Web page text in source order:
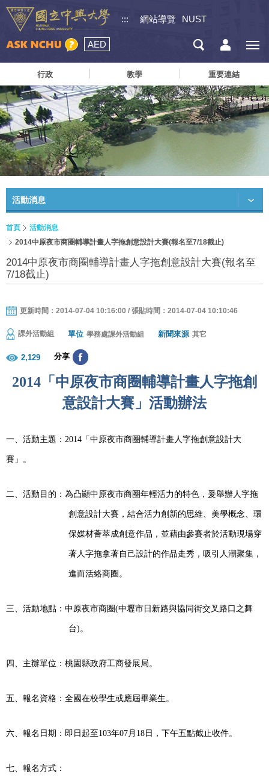
::: 網站導覽 NUST
AED
行政 教學 重要連結
活動消息
首頁
活動消息
2014中原夜市商圈輔導計畫人字拖創意設計大賽(報名至7/18截止)
2014中原夜市商圈輔導計畫人字拖創意設計大賽(報名至
7/18截止)
更新時間：2014-07-04 10:16:00 / 張貼時間：2014-07-04 10:10:46
課外活動組 單位 學務處課外活動組 新聞來源 其它
2,129 分享
2014 「中原夜市商圈輔導計畫人字拖創
意設計大賽」活動辦法
一、活動主題： 2014 「中原夜市商圈輔導計畫人字拖創意設計大
賽」。
二、活動目的：為凸顯中原夜市商圈年輕活力的特色，爰舉辦人字拖
創意設計大賽，結合活力創新的思維、美學概念、環
保媒材薈萃成創意作品，並藉由參賽者於活動現場穿
著人字拖拿著自己設計的作品走秀，吸引人潮聚集，
進而活絡商圈。
三、活動地點：中原夜市商圈(中壢市日新路與協同街交叉路口之舞
台) 。
四、主辦單位：桃園縣政府工商發展局。
五、報名資格：全國在校學生或應屆畢業生。
六、報名日期：即日起至103年07 月 18日，下午五點截止收件。
七、報名方式：